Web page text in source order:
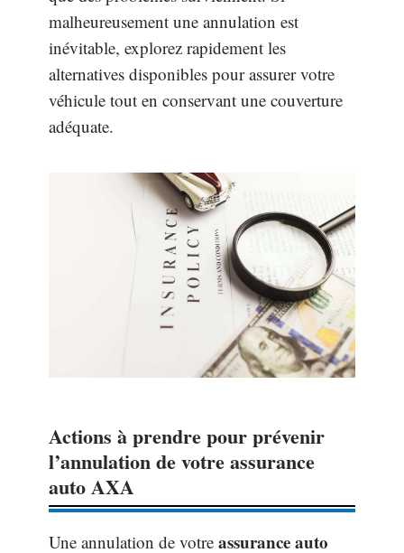
malheureusement une annulation est
inévitable, explorez rapidement les
alternatives disponibles pour assurer votre
véhicule tout en conservant une couverture
adéquate.
Actions à prendre pour prévenir
l’annulation de votre assurance
auto AXA
Une annulation de votre assurance auto